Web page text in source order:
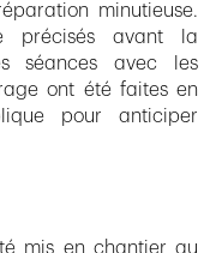
minutieuse.
précisés avant la
séances avec les
ont été faites en
pour anticiper
mis en chantier au